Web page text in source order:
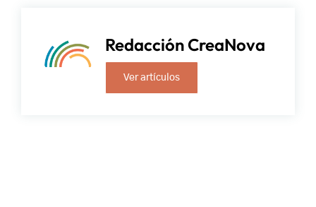
Redacción CreaNova
Ver artículos